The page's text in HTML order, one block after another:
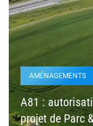
AMÉNAGEMENTS
A81 :
projet de Parc